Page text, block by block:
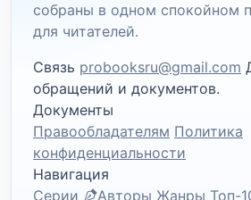
собраны в одном спокойном
для читателей.
Связь probooksru@gmail.com
обращений и документов.
Документы
Правообладателям Политика
конфиденциальности
Навигация
Серии
Авторы Жанры Топ-